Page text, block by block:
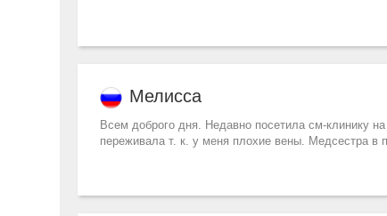
Мелисса
Всем доброго дня. Недавно посетила см-клинику
переживала т. к. у меня плохие вены. Медсестра в